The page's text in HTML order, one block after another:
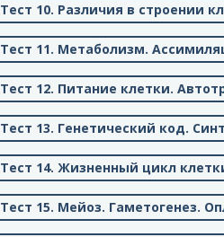
Тест 10. Различия в строении
Тест 11. Метаболизм.
Тест 12. Питание клетки.
Тест 13. Генетический код.
Тест 14. Жизненный цикл
Тест 15. Мейоз. Гаметогенез.